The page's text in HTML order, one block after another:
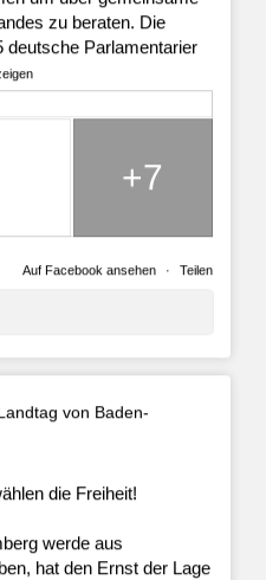
zu beraten. Die
deutsche Parlamentarier
+7
Auf Facebook ansehen · Teilen
von Baden-
die Freiheit!
werde aus
hat den Ernst der Lage